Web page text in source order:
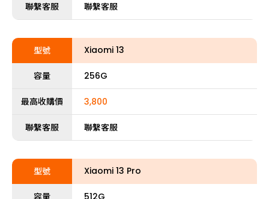
聯繫客服 聯繫客服
型號 Xiaomi 13
容量 256G
最高收購價 3,800
聯繫客服 聯繫客服
型號 Xiaomi 13 Pro
容量 512G